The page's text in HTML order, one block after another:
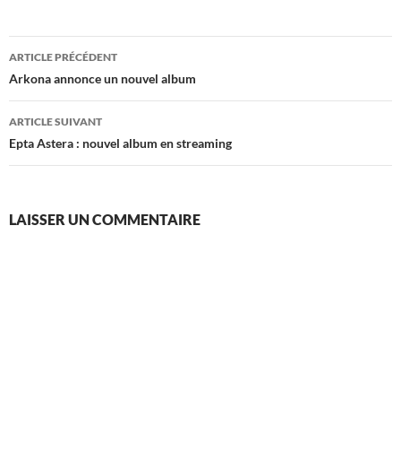
Navigation
des
articles
ARTICLE PRÉCÉDENT
Arkona annonce un nouvel album
ARTICLE SUIVANT
Epta Astera : nouvel album en streaming
LAISSER UN COMMENTAIRE